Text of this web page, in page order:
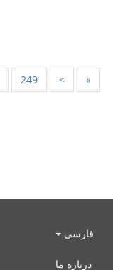
249 > »
فارسی
درباره ما